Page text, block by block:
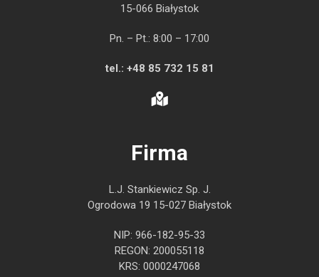
15-066 Białystok
Pn. – Pt.: 8:00 – 17:00
tel.: +48 85 732 15 81
Firma
L.J. Stankiewicz Sp. J.
Ogrodowa 19 15-027 Białystok
NIP: 966-182-95-33
REGON: 200055118
KRS: 0000247068